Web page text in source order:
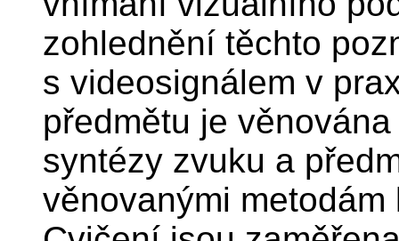
zohlednění těchto
s videosignálem v
předmětu je
syntézy zvuku a
věnovanými